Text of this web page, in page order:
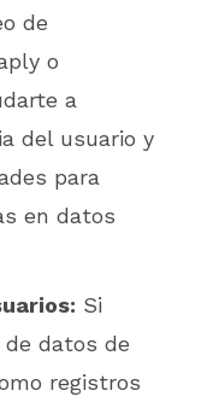
de
o
a
del usuario y
para
en datos
Si
datos de
registros